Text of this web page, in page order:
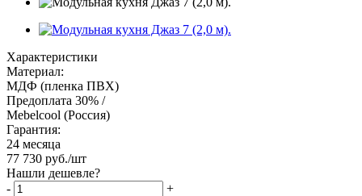
Характеристики
Материал:
МДФ (пленка ПВХ)
Предоплата 30% /
Mebelcool (Россия)
Гарантия:
24 месяца
77 730 руб./шт
Нашли дешевле?
-
+